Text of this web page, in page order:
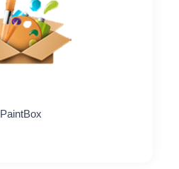
PaintBox